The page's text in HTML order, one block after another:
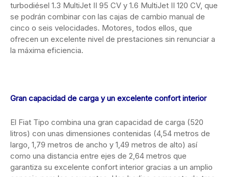
turbodiésel 1.3 MultiJet II 95 CV y 1.6 MultiJet II 120 CV, que
se podrán combinar con las cajas de cambio manual de
cinco o seis velocidades. Motores, todos ellos, que
ofrecen un excelente nivel de prestaciones sin renunciar a
la máxima eficiencia.
Gran capacidad de carga y un excelente confort interior
El Fiat Tipo combina una gran capacidad de carga (520
litros) con unas dimensiones contenidas (4,54 metros de
largo, 1,79 metros de ancho y 1,49 metros de alto) así
como una distancia entre ejes de 2,64 metros que
garantiza su excelente confort interior gracias a un amplio